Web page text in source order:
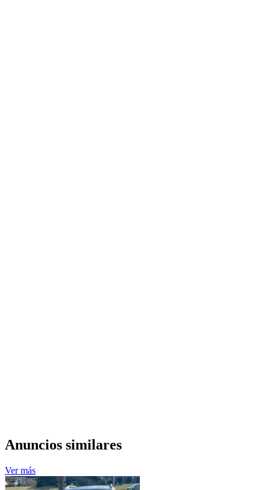
Anuncios similares
Ver más